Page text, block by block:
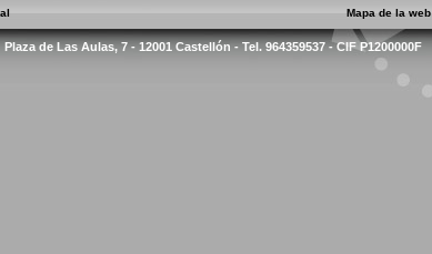
Mapa de la web
Plaza de Las Aulas, 7 - 12001 Castellón - Tel. 964359537 - CIF P1200000F